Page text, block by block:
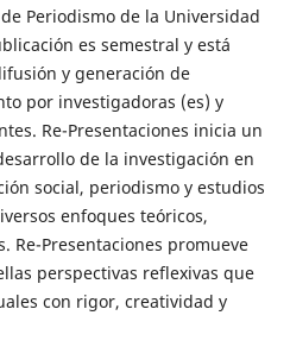
Periodismo de la Universidad
es semestral y está
y generación de
por investigadoras (es) y
Re-Presentaciones inicia un
de la investigación en
social, periodismo y estudios
enfoques teóricos,
Re-Presentaciones promueve
perspectivas reflexivas que
con rigor, creatividad y